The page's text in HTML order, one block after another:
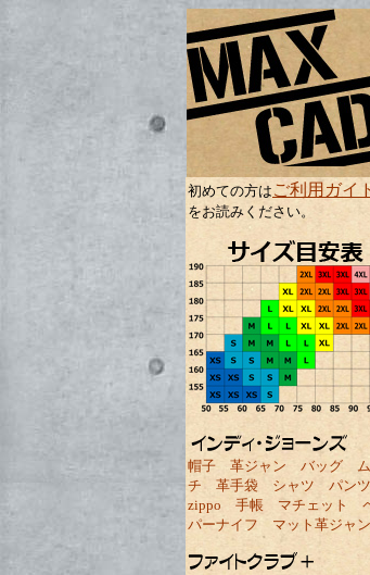
初めての方は ご利用ガイ
をお読みください。
帽子 革ジャン バッグ
ム
チ
革手袋 シャツ
パンツ
zippo
手帳 マチェット
パーナイフ
マット革ジャン